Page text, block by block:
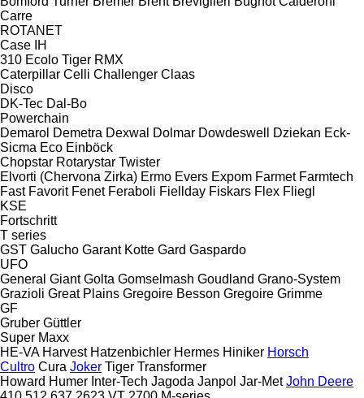
Carre
ROTANET
Case IH
310 Ecolo Tiger RMX
Caterpillar Celli Challenger Claas
Disco
DK-Tec Dal-Bo
Powerchain
Demarol Demetra Dexwal Dolmar Dowdeswell Dziekan Eck-
Sicma Eco Einböck
Chopstar Rotarystar Twister
Elvorti (Chervona Zirka) Ermo Evers Expom Farmet Farmtech
Fast Favorit Fenet Feraboli Fiellday Fiskars Flex Fliegl
KSE
Fortschritt
T series
GST Galucho Garant Kotte Gard Gaspardo
UFO
General Giant Golta Gomselmash Goudland Grano-System
Grazioli Great Plains Gregoire Besson Gregoire Grimme
GF
Gruber Güttler
Super Maxx
HE-VA Harvest Hatzenbichler Hermes Hiniker Horsch
Cultro Cura Joker Tiger Transformer
Howard Humer Inter-Tech Jagoda Janpol Jar-Met John Deere